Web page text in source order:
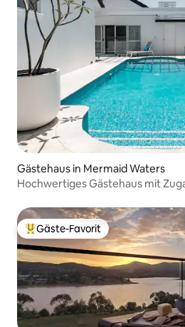
Gästehaus in Mermaid Waters
Hochwertiges Gästehaus mit
Beliebter Gäste-Favorit.
Gäste-Favorit